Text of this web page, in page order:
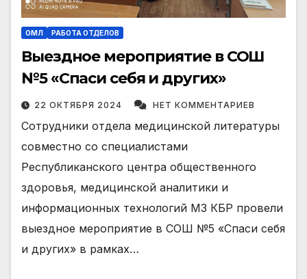
ОМЛ РАБОТА ОТДЕЛОВ
Выездное мероприятие в СОШ
№5 «Спаси себя и других»
22 ОКТЯБРЯ 2024 НЕТ КОММЕНТАРИЕВ
Сотрудники отдела медицинской литературы
совместно со специалистами
Республиканского центра общественного
здоровья, медицинской аналитики и
информационных технологий МЗ КБР провели
выездное мероприятие в СОШ №5 «Спаси себя
и других» в рамках…